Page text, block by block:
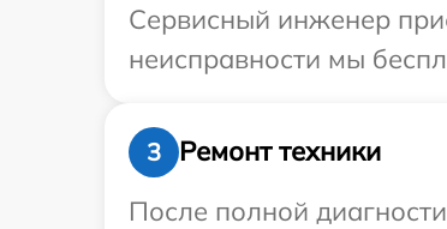
Сервисный инженер
неисправности мы
3
Ремонт техники
После полной